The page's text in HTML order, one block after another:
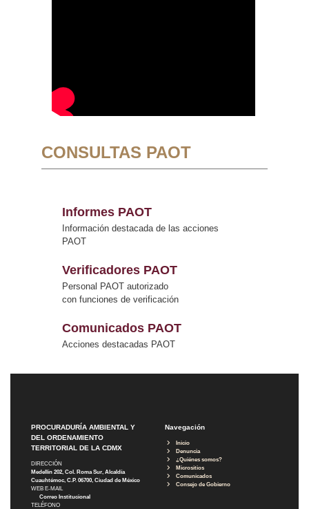
CONSULTAS PAOT
Informes PAOT
Información destacada de las acciones
PAOT
Verificadores PAOT
Personal PAOT autorizado
con funciones de verificación
Comunicados PAOT
Acciones destacadas PAOT
PROCURADURÍA AMBIENTAL Y
DEL ORDENAMIENTO
TERRITORIAL DE LA CDMX
DIRECCIÓN
Medellín 202, Col. Roma Sur, Alcaldía
Cuauhtémoc, C.P. 06700, Ciudad de México
WEB E-MAIL
Correo Institucional
TELÉFONO
Navegación
Inicio
Denuncia
¿Quiénes somos?
Micrositios
Comunicados
Consejo de Gobierno